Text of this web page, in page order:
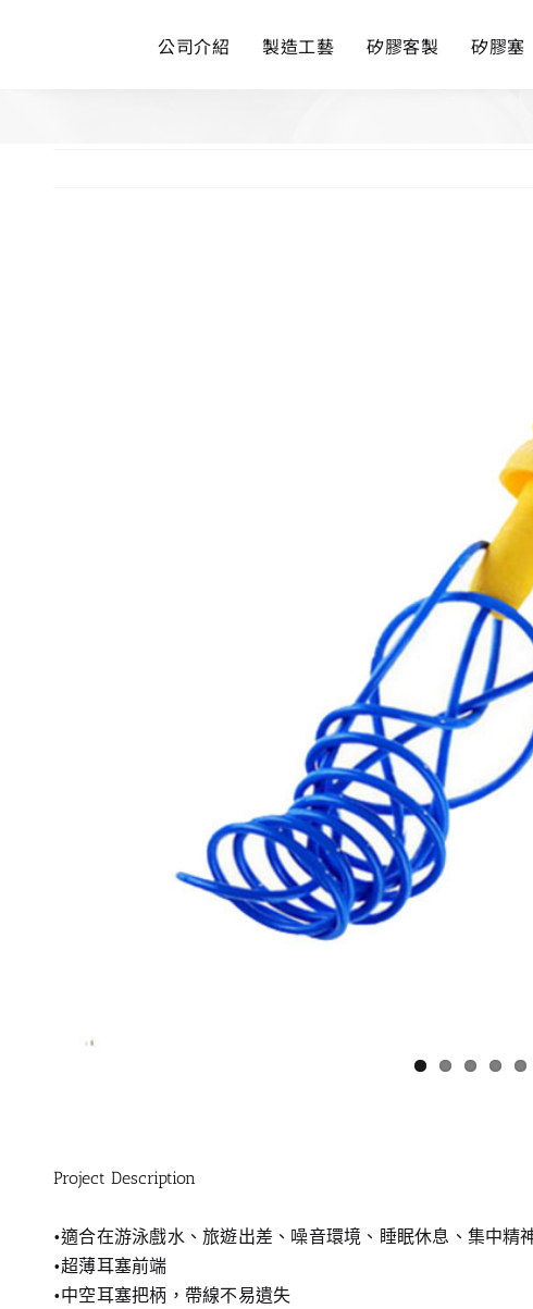
公司介紹 製造工藝 矽膠客製 矽膠塞
Project Description
•適合在游泳戲水、旅遊出差、噪音環境、睡眠休息、集中精
•超薄耳塞前端
•中空耳塞把柄，帶線不易遺失